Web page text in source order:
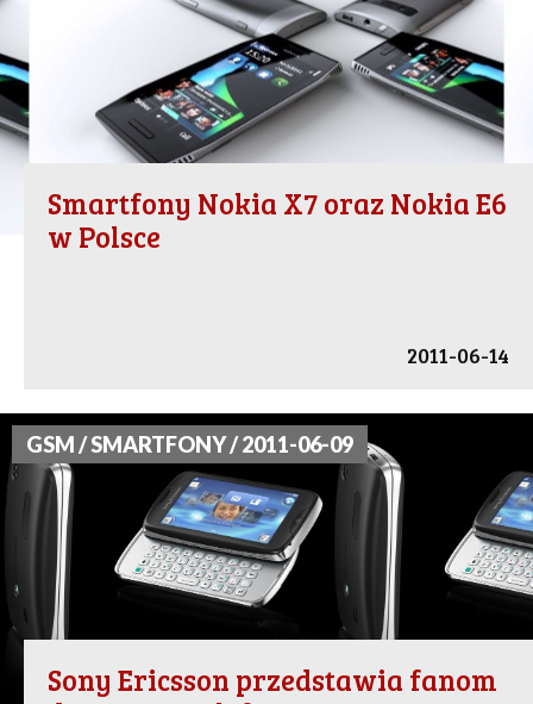
Smartfony Nokia X7 oraz Nokia E6
w Polsce
2011-06-14
GSM / SMARTFONY / 2011-06-09
Sony Ericsson przedstawia fanom